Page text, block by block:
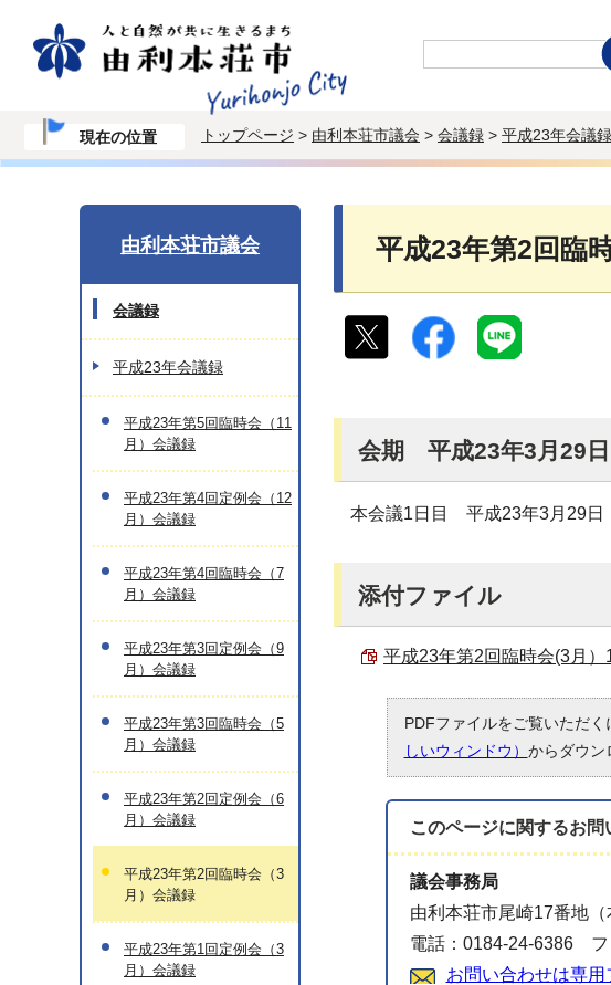
現在の位置 トップページ > 由利本荘市議会 > 会議録 > 平成23年会議録
平成23年第2回臨
会期 平成23年3月29日
本会議1日目 平成23年3月29日
添付ファイル
平成23年第2回臨時会(3月）
PDFファイルをご覧いただ
しいウィンドウ） からダウン
このページに関するお問
議会事務局
由利本荘市尾崎17番地（
電話：0184-24-6386 フ
お問い合わせは専用
由利本荘市議会
会議録
平成23年会議録
平成23年第5回臨時会（11
月）会議録
平成23年第4回定例会（12
月）会議録
平成23年第4回臨時会（7
月）会議録
平成23年第3回定例会（9
月）会議録
平成23年第3回臨時会（5
月）会議録
平成23年第2回定例会（6
月）会議録
平成23年第2回臨時会（3
月）会議録
平成23年第1回定例会（3
月）会議録